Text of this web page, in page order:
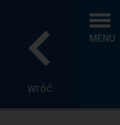
wróć
MENU